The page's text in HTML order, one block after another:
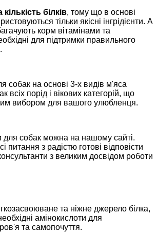
білків, тому що в основі
тільки якісні інгрідієнти. А
корм вітамінами та
для підтримки правильного
собак на основі 3-х видів м'яса
всіх порід і вікових категорій, що
вибором для вашого улюбленця.
для собак можна на нашому сайті.
питання з радістю готові відповісти
з великим досвідом роботи
та ніжне джерело білка,
амінокислоти для
та самопочуття.